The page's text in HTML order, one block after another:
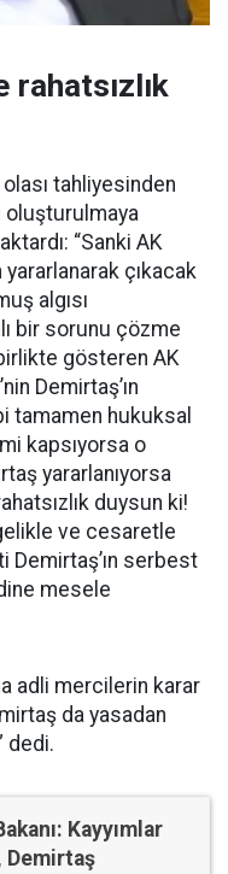
rahatsızlık
olası tahliyesinden
oluşturulmaya
“Sanki AK
yararlanarak çıkacak
algısı
bir sorunu çözme
gösteren AK
Demirtaş’ın
tamamen hukuksal
kapsıyorsa o
yararlanıyorsa
duysun ki!
ve cesaretle
serbest
mesele
adli mercilerin karar
da yasadan
dedi.
Kayyımlar
Demirtaş